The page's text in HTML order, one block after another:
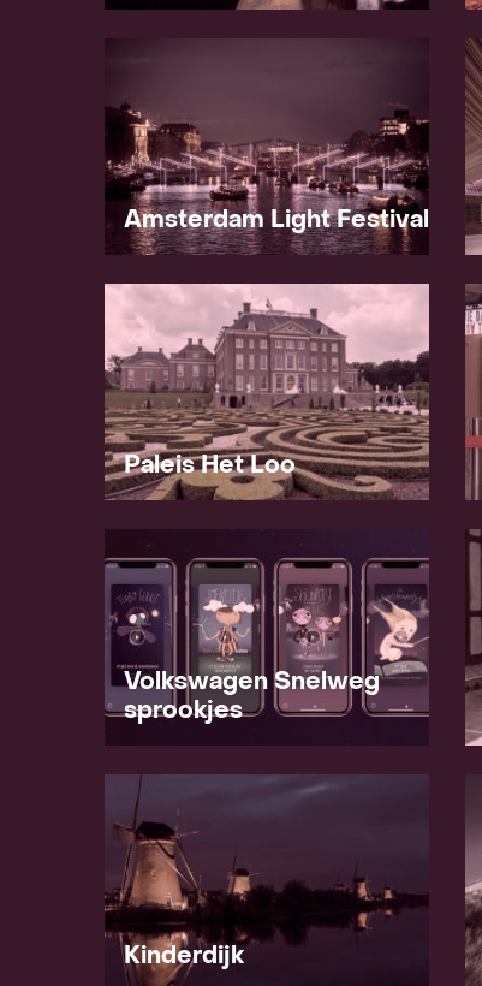
Amsterdam Light Festival
Paleis Het Loo
Volkswagen Snelweg
sprookjes
Kinderdijk